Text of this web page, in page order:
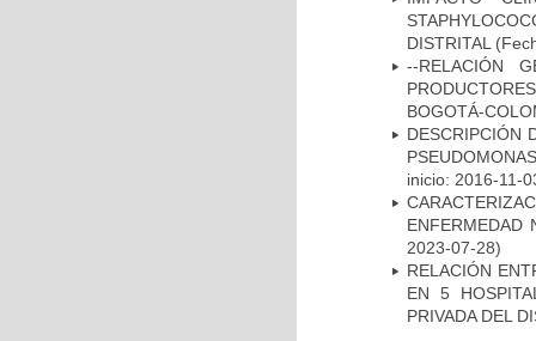
DISTRITAL
--RELACIÓN
BOGOTÁ-
DESCRIPCIÓN
inicio: 2016-11-
ENFERMEDAD
2023-07-28)
RELACIÓN
EN 5
PRIVADA DEL